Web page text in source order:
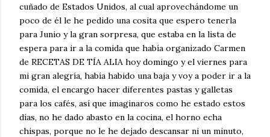
cuñado de Estados Unidos, al cual aprovechándome un
poco de él le he pedido una cosita que espero tenerla
para Junio y la gran sorpresa, que estaba en la lista de
espera para ir a la comida que había organizado Carmen
de RECETAS DE TÍA ALIA hoy domingo y el viernes para
mi gran alegría, había habido una baja y voy a poder ir a la
comida, el encargo hacer diferentes pastas y galletas
para los cafés, así que imaginaros como he estado estos
días, no he dado abasto en la cocina, el horno echa
chispas, porque no le he dejado descansar ni un minuto,